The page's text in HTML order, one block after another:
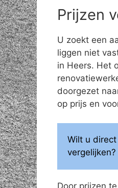
Prijzen
U zoekt een
liggen niet
in Heers. Het
doorgezet
op prijs en
Wilt u